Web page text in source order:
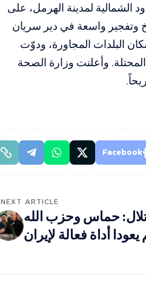
الشمالية لمدينة الهرمل، على
وتفجير واسعة في دير سريان
البلدات المجاورة، ودوّت
وأعلنت وزارة الصحة
Facebook
NEXT ARTICLE
حماس وحزب الله
يعودا أداة فعالة لإيران